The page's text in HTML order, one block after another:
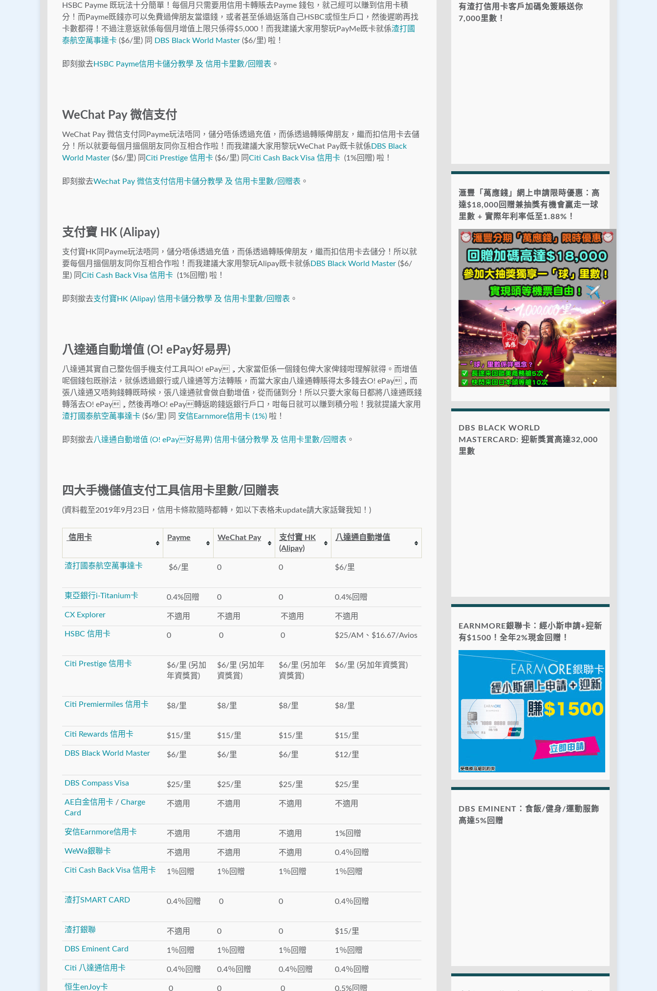
HSBC Payme 既玩法十分簡單！每個月只需要用信用卡轉賬去Payme 錢包，就己經可以賺到信用卡積
分！而Payme既錢亦可以免費過俾朋友當還錢，或者甚至係過返落自己HSBC或恒生戶口，然後遲啲再找
卡數都得！不過注意返就係每個月增值上限只係得$5,000！而我建議大家用黎玩PayMe既卡就係渣打國
泰航空萬事達卡 ($6/里) 同 DBS Black World Master ($6/里) 啦！
即刻撳去HSBC Payme信用卡儲分教學 及 信用卡里數/回贈表 。
WeChat Pay 微信支付
WeChat Pay 微信支付同Payme玩法唔同，儲分唔係透過充值，而係透過轉賬俾朋友，繼而扣信用卡去儲
分！所以就要每個月搵個朋友同你互相合作啦！而我建議大家用黎玩WeChat Pay既卡就係 DBS Black
World Master ($6/里) 同 Citi Prestige 信用卡 ($6/里) 同 Citi Cash Back Visa 信用卡 (1%回贈) 啦！
即刻撳去Wechat Pay 微信支付信用卡儲分教學 及 信用卡里數/回贈表 。
支付寶 HK (Alipay)
支付寶HK同Payme玩法唔同，儲分唔係透過充值，而係透過轉賬俾朋友，繼而扣信用卡去儲分！所以就
要每個月搵個朋友同你互相合作啦！而我建議大家用黎玩Alipay既卡就係 DBS Black World Master ($6/
里) 同 Citi Cash Back Visa 信用卡 (1%回贈) 啦！
即刻撳去支付寶HK (Alipay) 信用卡儲分教學 及 信用卡里數/回贈表 。
八達通自動增值 (O! ePay好易畀)
八達通其實自己整佐個手機支付工具叫O! ePay，大家當佢係一個錢包俾大家俾錢咁理解就得。而增值
呢個錢包既辦法，就係透過銀行或八達通等方法轉賬，而當大家由八達通轉賬得太多錢去O! ePay，而
張八達通又唔夠錢轉既時候，張八達通就會做自動增值，從而儲到分！所以只要大家每日都將八達通既錢
轉落去O! ePay，然後再喺O! ePay轉返啲錢返銀行戶口，咁每日就可以賺到積分啦！我就提議大家用
渣打國泰航空萬事達卡 ($6/里) 同 安信Earnmore信用卡 (1%) 啦！
即刻撳去八達通自動增值 (O! ePay好易畀) 信用卡儲分教學 及 信用卡里數/回贈表 。
四大手機儲值支付工具信用卡里數/回贈表
(資料截至2019年9月23日，信用卡條款隨時都轉，如以下表格未update請大家話聲我知！)
信用卡 Payme WeChat Pay
支付寶 HK
(Alipay)
八達通自動增值
渣打國泰航空萬事達卡 $6/里 0 0 $6/里
東亞銀行i-Titanium卡 0.4%回贈 0 0 0.4%回贈
CX Explorer 不適用 不適用 不適用 不適用
HSBC 信用卡 0 0 0 $25/AM、$16.67/Avios
Citi Prestige 信用卡
$6/里 (另加
年資獎賞)
$6/里 (另加年
資獎賞)
$6/里 (另加年
資獎賞)
$6/里 (另加年資獎賞)
Citi Premiermiles 信用卡 $8/里 $8/里 $8/里 $8/里
Citi Rewards 信用卡 $15/里 $15/里 $15/里 $15/里
DBS Black World Master $6/里 $6/里 $6/里 $12/里
DBS Compass Visa $25/里 $25/里 $25/里 $25/里
AE白金信用卡 / Charge
Card
不適用 不適用 不適用 不適用
安信Earnmore信用卡 不適用 不適用 不適用 1%回贈
WeWa銀聯卡 不適用 不適用 不適用 0.4％回贈
Citi Cash Back Visa 信用卡 1％回贈 1％回贈 1％回贈 1％回贈
渣打SMART CARD 0.4％回贈 0 0 0.4％回贈
渣打銀聯 不適用 0 0 $15/里
DBS Eminent Card 1％回贈 1％回贈 1％回贈 1％回贈
Citi 八達通信用卡 0.4％回贈 0.4％回贈 0.4％回贈 0.4％回贈
恒生enJoy卡 0 0 0 0.5%回贈
有渣打信用卡客戶加碼免簽賬送你
7,000里數！
滙豐「萬應錢」網上申請限時優惠：高
達$18,000回贈兼抽獎有機會贏走一球
里數 + 實際年利率低至1.88%！
DBS BLACK WORLD
MASTERCARD: 迎新獎賞高達32,000
里數
EARNMORE銀聯卡：經小斯申請+迎新
有$1500！全年2%現金回贈！
DBS EMINENT：食飯/健身/運動服飾
高達5%回贈